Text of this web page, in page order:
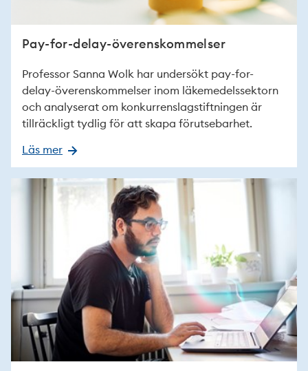
Pay-for-delay-överenskommelser
Professor Sanna Wolk har undersökt pay-for-
delay-överenskommelser inom läkemedelssektorn
och analyserat om konkurrenslagstiftningen är
tillräckligt tydlig för att skapa förutsebarhet.
Läs mer